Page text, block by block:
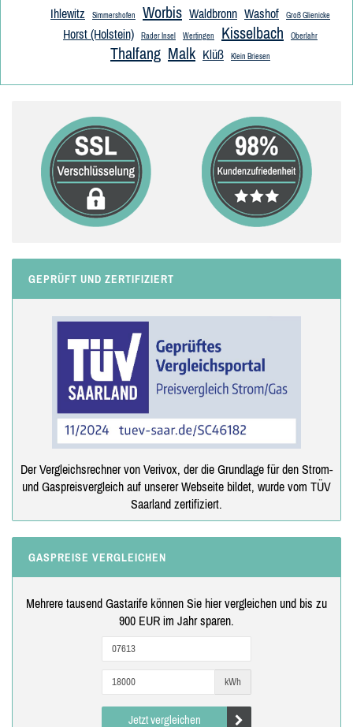
Ihlewitz
Simmershofen Worbis Waldbronn Washof Groß Glienicke
Horst (Holstein) Rader Insel Wertingen Kisselbach Oberlahr
Thalfang Malk Klüß Klein Briesen
GEPRÜFT UND ZERTIFIZIERT
Der Vergleichsrechner von Verivox, der die Grundlage für den Strom-
und Gaspreisvergleich auf unserer Webseite bildet, wurde vom TÜV
Saarland zertifiziert.
GASPREISE VERGLEICHEN
Mehrere tausend Gastarife können Sie hier vergleichen und bis zu
900 EUR im Jahr sparen.
kWh
Jetzt vergleichen